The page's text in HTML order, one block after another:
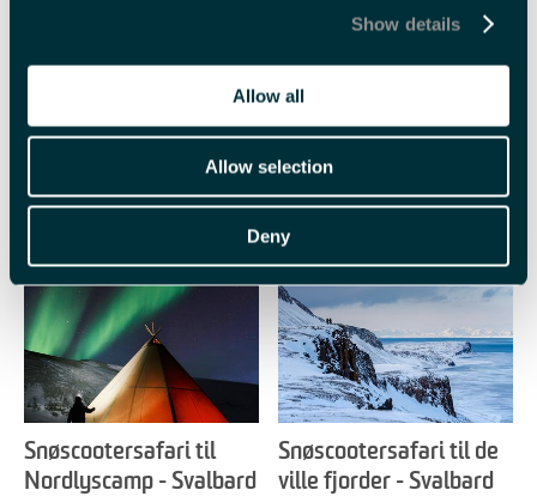
Show details
Allow all
Allow selection
Deny
hundegårdsbesøk -
Svalbard Adventures
snøscooter - Svalbard
Adventures
Snøscootersafari til
Nordlyscamp - Svalbard
Snøscootersafari til de
ville fjorder - Svalbard